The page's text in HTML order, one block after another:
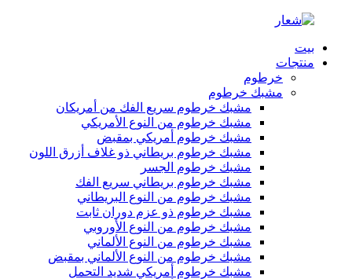
بيت
منتجات
خرطوم
مشبك خرطوم
مشبك خرطوم سريع الفك من أمريكان
مشبك خرطوم من النوع الأمريكي
مشبك خرطوم أمريكي بمقبض
مشبك خرطوم بريطاني ذو غلاف أزرق اللون
مشبك خرطوم الجسر
مشبك خرطوم بريطاني سريع الفك
مشبك خرطوم من النوع البريطاني
مشبك خرطوم ذو عزم دوران ثابت
مشبك خرطوم من النوع الأوروبي
مشبك خرطوم من النوع الألماني
مشبك خرطوم من النوع الألماني بمقبض
مشبك خرطوم أمريكي شديد التحمل